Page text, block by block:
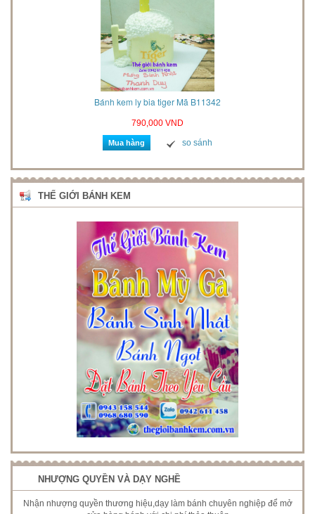
Bánh kem ly bia tiger Mã B11342
790,000 VND
Mua hàng so sánh
THẾ GIỚI BÁNH KEM
NHƯỢNG QUYỀN VÀ DẠY NGHỀ
Nhận nhượng quyền thương hiệu,dạy làm bánh chuyên nghiệp để mở